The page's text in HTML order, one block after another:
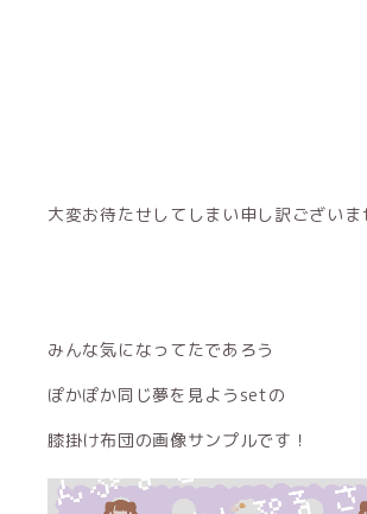
大変お待たせしてしまい申し訳ございま
みんな気になってたであろう
ぽかぽか同じ夢を見ようsetの
膝掛け布団の画像サンプルです！